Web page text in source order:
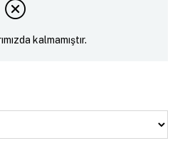
kalmamıştır.